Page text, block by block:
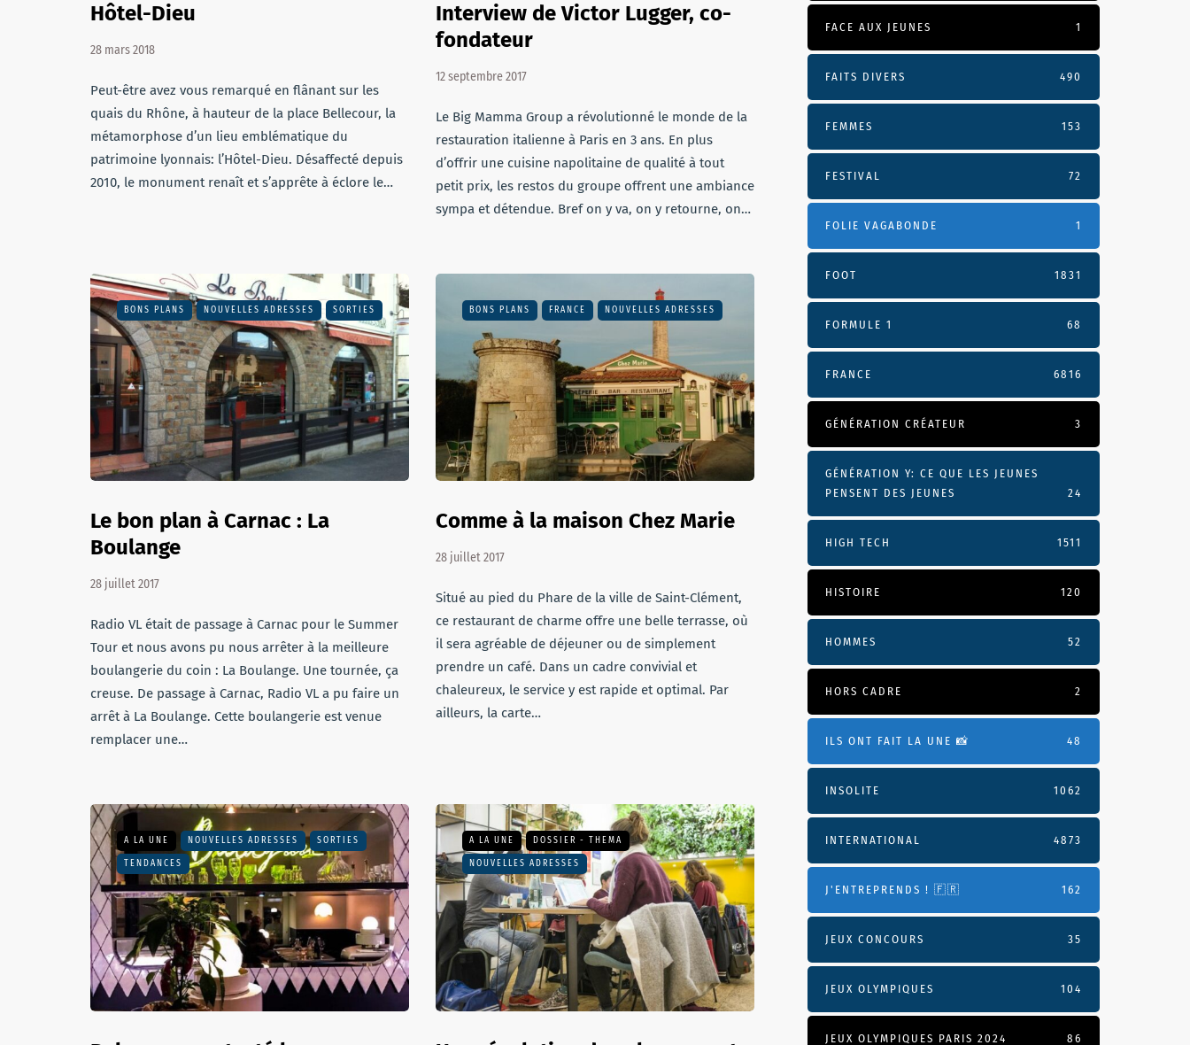
Hôtel-Dieu
28 mars 2018
Peut-être avez vous remarqué en flânant sur les
quais du Rhône, à hauteur de la place Bellecour, la
métamorphose d’un lieu emblématique du
patrimoine lyonnais: l’Hôtel-Dieu. Désaffecté depuis
2010, le monument renaît et s’apprête à éclore le…
Interview de Victor Lugger, co-
fondateur
12 septembre 2017
Le Big Mamma Group a révolutionné le monde de la
restauration italienne à Paris en 3 ans. En plus
d’offrir une cuisine napolitaine de qualité à tout
petit prix, les restos du groupe offrent une ambiance
sympa et détendue. Bref on y va, on y retourne, on…
BONS PLANS NOUVELLES ADRESSES SORTIES
Le bon plan à Carnac : La
Boulange
28 juillet 2017
Radio VL était de passage à Carnac pour le Summer
Tour et nous avons pu nous arrêter à la meilleure
boulangerie du coin : La Boulange. Une tournée, ça
creuse. De passage à Carnac, Radio VL a pu faire un
arrêt à La Boulange. Cette boulangerie est venue
remplacer une…
BONS PLANS FRANCE NOUVELLES ADRESSES
Comme à la maison Chez Marie
28 juillet 2017
Situé au pied du Phare de la ville de Saint-Clément,
ce restaurant de charme offre une belle terrasse, où
il sera agréable de déjeuner ou de simplement
prendre un café. Dans un cadre convivial et
chaleureux, le service y est rapide et optimal. Par
ailleurs, la carte…
A LA UNE NOUVELLES ADRESSES SORTIES
TENDANCES
A LA UNE DOSSIER - THEMA
NOUVELLES ADRESSES
FACE AUX JEUNES 1
FAITS DIVERS 490
FEMMES 153
FESTIVAL 72
FOLIE VAGABONDE 1
FOOT 1831
FORMULE 1 68
FRANCE 6816
GÉNÉRATION CRÉATEUR 3
GÉNÉRATION Y: CE QUE LES JEUNES
PENSENT DES JEUNES
24
HIGH TECH 1511
HISTOIRE 120
HOMMES 52
HORS CADRE 2
ILS ONT FAIT LA UNE 📸 48
INSOLITE 1062
INTERNATIONAL 4873
J'ENTREPRENDS ! 🇫🇷 162
JEUX CONCOURS 35
JEUX OLYMPIQUES 104
JEUX OLYMPIQUES PARIS 2024 86